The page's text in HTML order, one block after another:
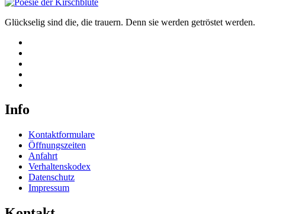
Glückselig sind die, die trauern. Denn sie werden getröstet werden.
Info
Kontaktformulare
Öffnungszeiten
Anfahrt
Verhaltenskodex
Datenschutz
Impressum